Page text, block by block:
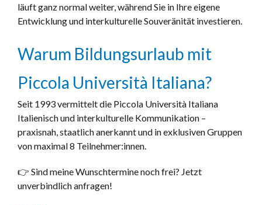
läuft ganz normal weiter, während Sie in Ihre eigene
Entwicklung und interkulturelle Souveränität investieren.
Warum Bildungsurlaub mit
Piccola Università Italiana?
Seit 1993 vermittelt die Piccola Università Italiana
Italienisch und interkulturelle Kommunikation –
praxisnah, staatlich anerkannt und in exklusiven Gruppen
von maximal 8 Teilnehmer:innen.
👉 Sind meine Wunschtermine noch frei? Jetzt
unverbindlich anfragen!